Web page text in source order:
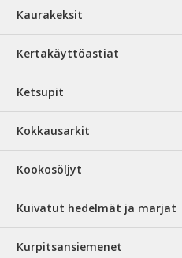
Kaurakeksit
Kertakäyttöastiat
Ketsupit
Kokkausarkit
Kookosöljyt
Kuivatut hedelmät ja marjat
Kurpitsansiemenet